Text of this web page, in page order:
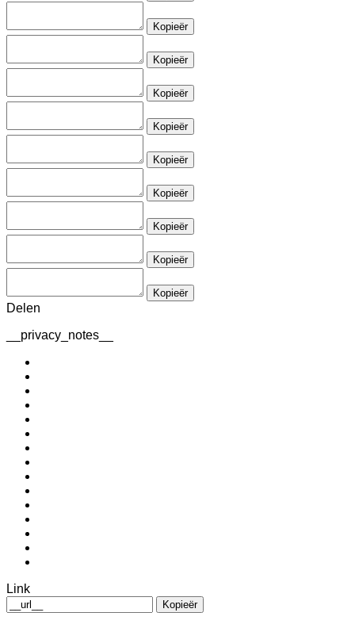
Kopieër
Kopieër
Kopieër
Kopieër
Kopieër
Kopieër
Kopieër
Kopieër
Kopieër
Delen
__privacy_notes__
Link
Kopieër